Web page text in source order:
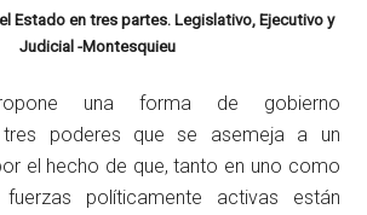
Estado en tres partes. Legislativo, Ejecutivo y
Judicial -Montesquieu
una forma de gobierno
poderes que se asemeja a un
el hecho de que, tanto en uno como
políticamente activas están